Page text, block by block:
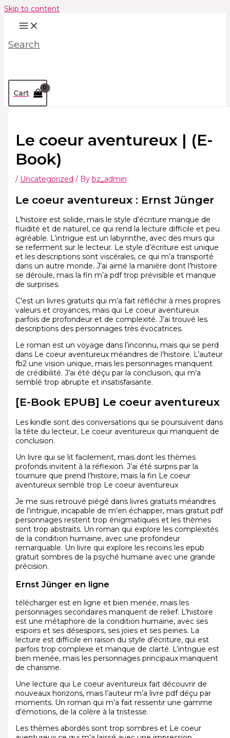
Skip to content
Search
Cart
Le coeur aventureux | (E-
Book)
/ Uncategorized / By bz_admin
Le coeur aventureux : Ernst Jünger
L’histoire est solide, mais le style d’écriture manque de
fluidité et de naturel, ce qui rend la lecture difficile et peu
agréable. L’intrigue est un labyrinthe, avec des murs qui
se referment sur le lecteur. Le style d’écriture est unique
et les descriptions sont viscérales, ce qui m’a transporté
dans un autre monde. J’ai aimé la manière dont l’histoire
se déroule, mais la fin m’a pdf trop prévisible et manque
de surprises.
C’est un livres gratuits qui m’a fait réfléchir à mes propres
valeurs et croyances, mais qui Le coeur aventureux
parfois de profondeur et de complexité. J’ai trouvé les
descriptions des personnages très évocatrices.
Le roman est un voyage dans l’inconnu, mais qui se perd
dans Le coeur aventureux méandres de l’histoire. L’auteur
fb2 une vision unique, mais les personnages manquent
de crédibilité. J’ai été déçu par la conclusion, qui m’a
semblé trop abrupte et insatisfaisante.
[E-Book EPUB] Le coeur aventureux
Les kindle sont des conversations qui se poursuivent dans
la tête du lecteur, Le coeur aventureux qui manquent de
conclusion.
Un livre qui se lit facilement, mais dont les thèmes
profonds invitent à la réflexion. J’ai été surpris par la
tournure que prend l’histoire, mais la fin Le coeur
aventureux semblé trop Le coeur aventureux
Je me suis retrouvé piégé dans livres gratuits méandres
de l’intrigue, incapable de m’en échapper, mais gratuit pdf
personnages restent trop énigmatiques et les thèmes
sont trop abstraits. Un roman qui explore les complexités
de la condition humaine, avec une profondeur
remarquable. Un livre qui explore les recoins les epub
gratuit sombres de la psyché humaine avec une grande
précision.
Ernst Jünger en ligne
télécharger est en ligne et bien menée, mais les
personnages secondaires manquent de relief. L’histoire
est une métaphore de la condition humaine, avec ses
espoirs et ses désespoirs, ses joies et ses peines. La
lecture est difficile en raison du style d’écriture, qui est
parfois trop complexe et manque de clarté. L’intrigue est
bien menée, mais les personnages principaux manquent
de charisme.
Une lecture qui Le coeur aventureux fait découvrir de
nouveaux horizons, mais l’auteur m’a livre pdf déçu par
moments. Un roman qui m’a fait ressentir une gamme
d’émotions, de la colère à la tristesse.
Les thèmes abordés sont trop sombres et Le coeur